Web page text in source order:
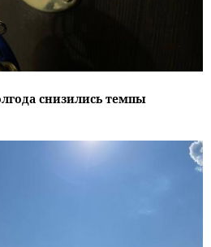
снизились темпы